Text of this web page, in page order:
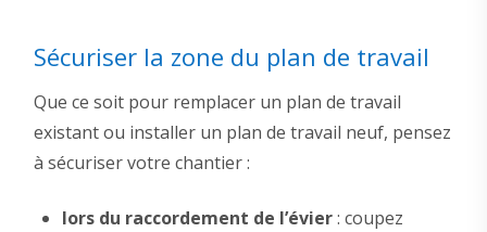
Sécuriser la zone du plan de travail
Que ce soit pour remplacer un plan de travail
existant ou installer un plan de travail neuf, pensez
à sécuriser votre chantier :
lors du raccordement de l’évier: coupez